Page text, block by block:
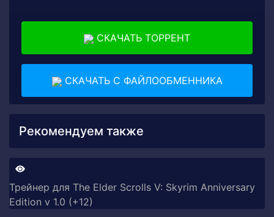
СКАЧАТЬ ТОРРЕНТ
СКАЧАТЬ С ФАЙЛООБМЕННИКА
Рекомендуем также
Трейнер для The Elder Scrolls V: Skyrim Anniversary
Edition v 1.0 (+12)